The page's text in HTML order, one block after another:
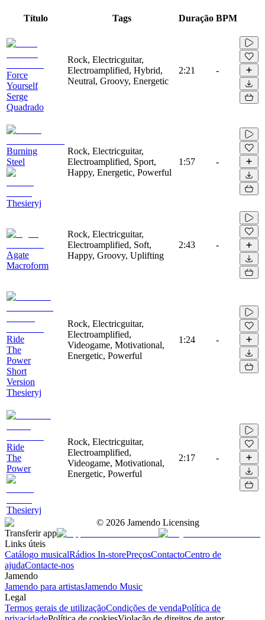
Título Tags Duração BPM
Force
Yourself
Serge
Quadrado
Rock, Electricguitar,
Electroamplified, Hybrid,
Neutral, Groovy, Energetic
2:21 -
Burning
Steel
Thesieryj
Rock, Electricguitar,
Electroamplified, Sport,
Happy, Energetic, Powerful
1:57 -
Agate
Macroform
Rock, Electricguitar,
Electroamplified, Soft,
Happy, Groovy, Uplifting
2:43 -
Ride
The
Power
Short
Version
Thesieryj
Rock, Electricguitar,
Electroamplified,
Videogame, Motivational,
Energetic, Powerful
1:24 -
Ride
The
Power
Thesieryj
Rock, Electricguitar,
Electroamplified,
Videogame, Motivational,
Energetic, Powerful
2:17 -
© 2026 Jamendo Licensing
Transferir app
Links úteis
Catálogo musicalRádios In-storePreçosContactoCentro de
ajudaContacte-nos
Jamendo
Jamendo para artistasJamendo Music
Legal
Termos gerais de utilizaçãoCondições de vendaPolítica de